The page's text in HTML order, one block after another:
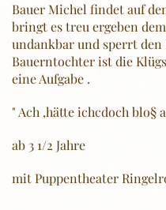
Bauer Michel findet auf
bringt es treu ergeben
undankbar und sperrt den
Bauerntochter ist die
eine Aufgabe .
" Ach ,hätte ichcdoch blo§
ab 3 1/2 Jahre
mit Puppentheater